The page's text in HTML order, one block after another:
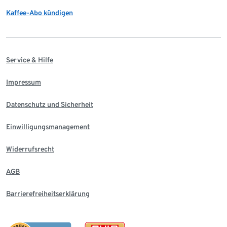
Kaffee-Abo kündigen
Service & Hilfe
Impressum
Datenschutz und Sicherheit
Einwilligungsmanagement
Widerrufsrecht
AGB
Barrierefreiheitserklärung